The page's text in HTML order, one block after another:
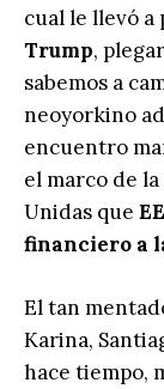
cual le llevó
Trump,
sabemos a
neoyorkino
encuentro
el marco de
Unidas que
financiero a
El tan
Karina,
hace tiempo,